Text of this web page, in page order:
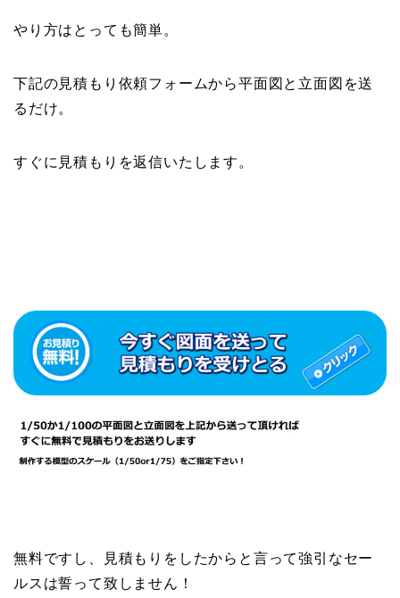
やり方はとっても簡単。
下記の見積もり依頼フォームから平面図と立面図を送
るだけ。
すぐに見積もりを返信いたします。
無料ですし、見積もりをしたからと言って強引なセー
ルスは誓って致しません！